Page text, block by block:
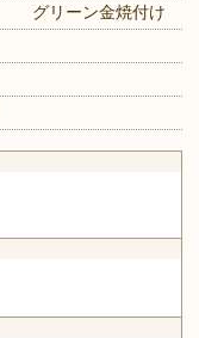
グリーン金焼付け